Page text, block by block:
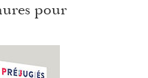
pour